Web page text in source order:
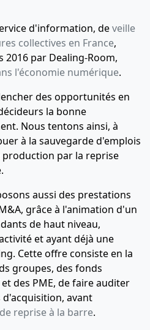
d'information, deveille
collectives en France,
par Dealing-Room,
l'économie numérique.
des opportunités en
la bonne
Nous tentons ainsi, à
à la sauvegarde d'emplois
par la reprise
aussi des prestations
grâce à l'animation d'un
de haut niveau,
et ayant déjà une
Cette offre consiste en la
groupes, des fonds
des PME, de faire auditer
d'acquisition, avant
reprise à la barre.